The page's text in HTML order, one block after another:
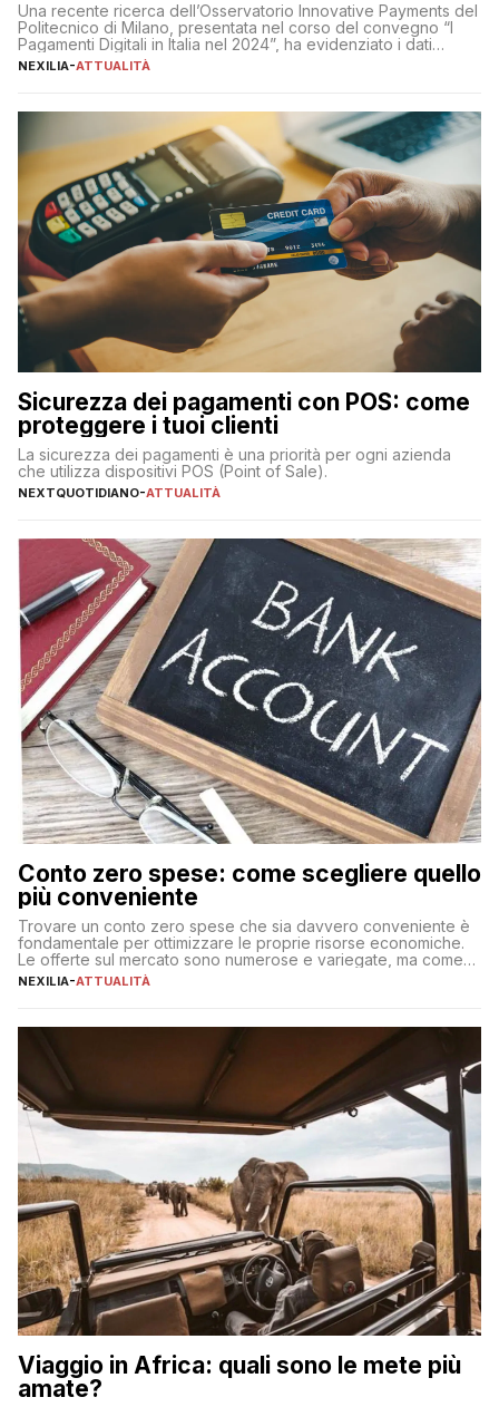
Una recente ricerca dell’Osservatorio Innovative Payments del
Politecnico di Milano, presentata nel corso del convegno “I
Pagamenti Digitali in Italia nel 2024”, ha evidenziato i dati
definitivi del primo semestre 2024 relativamente alle
NEXILIA-ATTUALITÀ
Sicurezza dei pagamenti con POS: come
proteggere i tuoi clienti
La sicurezza dei pagamenti è una priorità per ogni azienda
che utilizza dispositivi POS (Point of Sale).
NEXTQUOTIDIANO-ATTUALITÀ
Conto zero spese: come scegliere quello
più conveniente
Trovare un conto zero spese che sia davvero conveniente è
fondamentale per ottimizzare le proprie risorse economiche.
Le offerte sul mercato sono numerose e variegate, ma come
individuare quella più adatta alle proprie esigenze senza
sul […]
NEXILIA-ATTUALITÀ
Viaggio in Africa: quali sono le mete più
amate?